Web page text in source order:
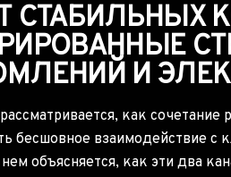
СТАБИЛЬНЫХ
И
как
бесшовное взаимодействие с
объясняется, как эти два